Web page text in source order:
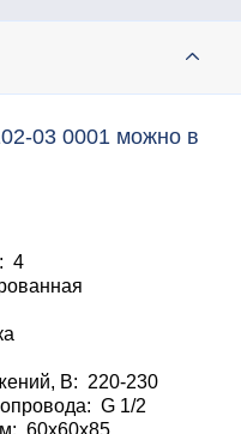
03 0001 можно в
4
В: 220-230
G 1/2
60x60x85